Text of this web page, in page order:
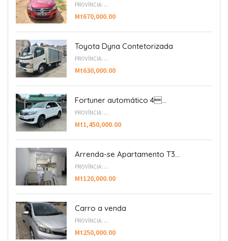
PROVÍNCIA: ...
Mt670,000.00
Toyota Dyna Contetorizada
PROVÍNCIA: ...
Mt630,000.00
Fortuner automático 4...
PROVÍNCIA: ...
Mt1,450,000.00
Arrenda-se Apartamento T3...
PROVÍNCIA: ...
Mt120,000.00
Carro a venda
PROVÍNCIA: ...
Mt250,000.00